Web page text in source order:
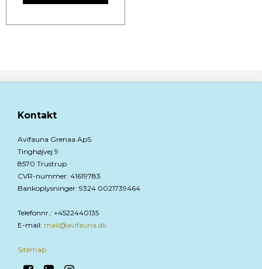
Kontakt
Avifauna Grenaa ApS
Tinghøjvej 9
8570 Trustrup
CVR-nummer: 41619783
Bankoplysninger: 9324 0021739464
Telefonnr.: +4522440135
E-mail: mail@avifauna.dk
Sitemap